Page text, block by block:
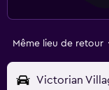
Même lieu de retour
Victorian